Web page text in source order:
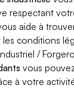
respectant
aide à
conditions
/
vous
à votre